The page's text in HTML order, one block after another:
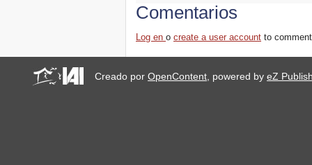
Comentarios
Log enocreate a user account to
Creado porOpenContent, powered byeZ